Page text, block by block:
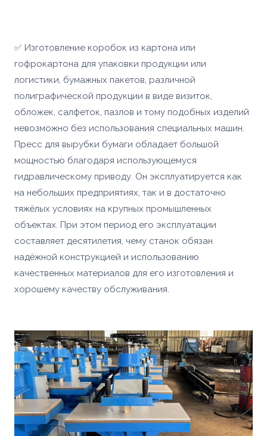
✅ Изготовление коробок из картона или
гофрокартона для упаковки продукции или
логистики, бумажных пакетов, различной
полиграфической продукции в виде визиток,
обложек, салфеток, пазлов и тому подобных изделий
невозможно без использования специальных машин.
Пресс для вырубки бумаги обладает большой
мощностью благодаря использующемуся
гидравлическому приводу. Он эксплуатируется как
на небольших предприятиях, так и в достаточно
тяжёлых условиях на крупных промышленных
объектах. При этом период его эксплуатации
составляет десятилетия, чему станок обязан
надёжной конструкцией и использованию
качественных материалов для его изготовления и
хорошему качеству обслуживания.